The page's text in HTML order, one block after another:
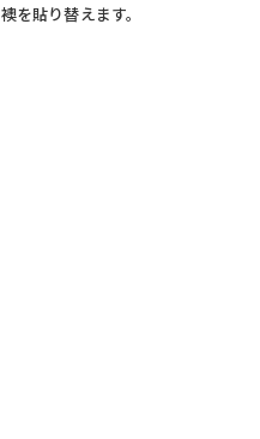
襖を貼り替えます。